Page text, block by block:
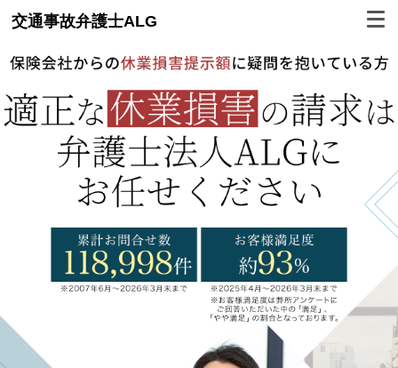
交通事故弁護士ALG